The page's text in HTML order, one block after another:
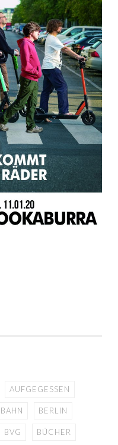
AUFGEGESSEN
BAHN BERLIN
BVG BÜCHER